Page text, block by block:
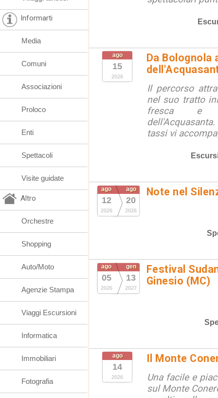
ago
15
2026
Da Bolognola
Il percorso
nel suo tratto
fresca e
tassi vi
ago
12
2026
ago
20
2026
Note nel
ago
05
2026
gen
13
2027
Festival
Ginesio (MC)
ago
14
2026
Il Monte
Una facile e
sul Monte
Informarti
Media
Comuni
Associazioni
Proloco
Enti
Spettacoli
Visite guidate
Altro
Orchestre
Shopping
Auto/Moto
Agenzie Stampa
Viaggi Escursioni
Informatica
Immobiliari
Fotografia